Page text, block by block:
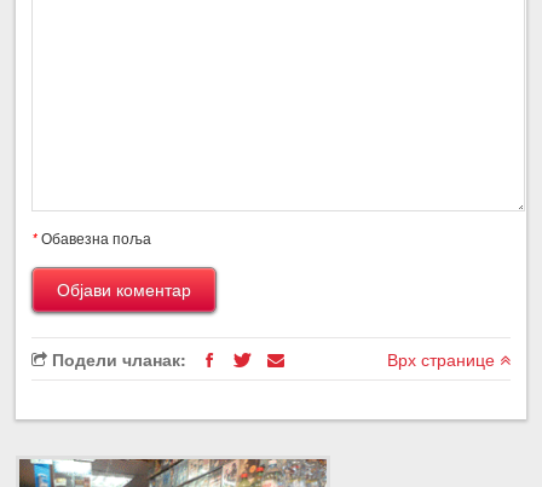
*Обавезна поља
Подели чланак: Врх странице